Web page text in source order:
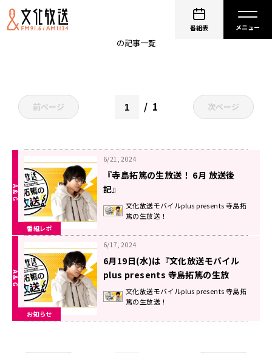
番組表
の記事一覧
前ページ 1 次ページ
番組レポ
6/21, 2024
『寺島拓篤の生放送！ 6月 放送後
記』
文化放送モバイルplus presents 寺島拓
篤の生放送！
お知らせ
6/17, 2024
6月19日(水)は『文化放送モバイル
plus presents 寺島拓篤の生放
送！』文化放送モバイルplus presents 寺島拓
篤の生放送！